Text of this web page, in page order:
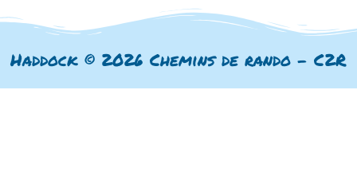
Haddock © 2026 Chemins de rando - C2R